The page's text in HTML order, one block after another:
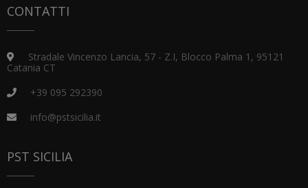
CONTATTI
Stradale Vincenzo Lancia, 57 - Z.I, Blocco Palma 1, 95121
Catania CT
+39 095 292390
info@pstsicilia.it
PST SICILIA